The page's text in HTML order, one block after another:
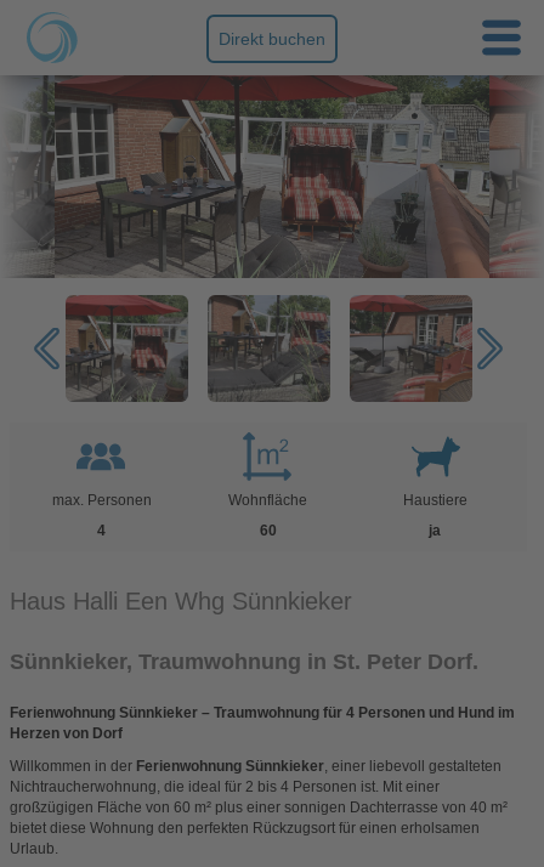
Direkt buchen
max. Personen
4
Wohnfläche
60
Haustiere
ja
Haus Halli Een Whg Sünnkieker
Sünnkieker, Traumwohnung in St. Peter Dorf.
Ferienwohnung Sünnkieker – Traumwohnung für 4 Personen und Hund im
Herzen von Dorf
Willkommen in der Ferienwohnung Sünnkieker , einer liebevoll gestalteten
Nichtraucherwohnung, die ideal für 2 bis 4 Personen ist. Mit einer
großzügigen Fläche von 60 m² plus einer sonnigen Dachterrasse von 40 m²
bietet diese Wohnung den perfekten Rückzugsort für einen erholsamen
Urlaub.